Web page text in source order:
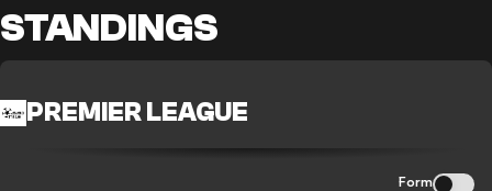
STANDINGS
PREMIER LEAGUE
Form